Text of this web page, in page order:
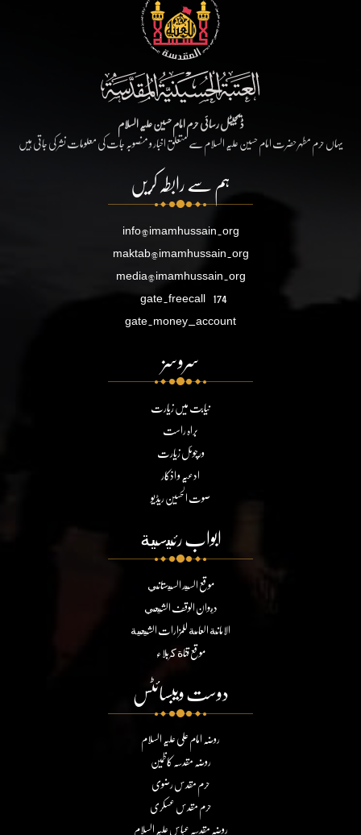
ڈیجیٹل رسائی حرم امام حسین علیہ السلام
یہاں حرم مطہر حضرت امام حسین علیہ السلام سے متعلق اخبار و منصوبہ جات کی معلومات نشر کی جاتی ہیں
ہم سے رابطہ کریں
info@imamhussain.org
maktab@imamhussain.org
media@imamhussain.org
gate.freecall 174
gate.money_account
سروسز
نیابت میں زیارت
براہ راست
ورچوئل زیارت
ادعیہ و اذکار
صوت الحسین ریڈیو
ابواب رئيسية
موقع السيد السيستاني
ديوان الوقف الشيعي
الامانة العامة للمزارات الشيعية
موقع قناة كربلاء
دوست ویبسائٹس
روضہ امام علی علیہ السلام
روضہ مقدسہ کاظمین
حرم مقدس رضوی
حرم مقدس عسکری
روضہ مقدسہ عباس علیہ السلام